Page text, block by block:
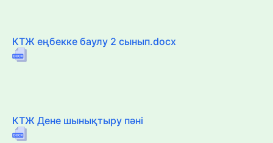
КТЖ еңбекке баулу 2 сынып.docx
КТЖ Дене шынықтыру пәні